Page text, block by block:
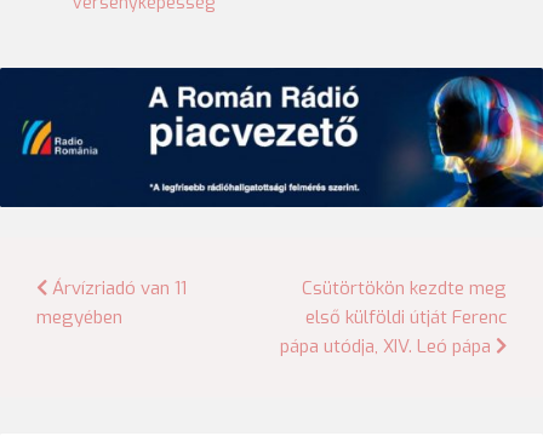
Bejegyzés
navigáció
Árvízriadó van 11
megyében
Csütörtökön kezdte meg
első külföldi útját Ferenc
pápa utódja, XIV. Leó pápa